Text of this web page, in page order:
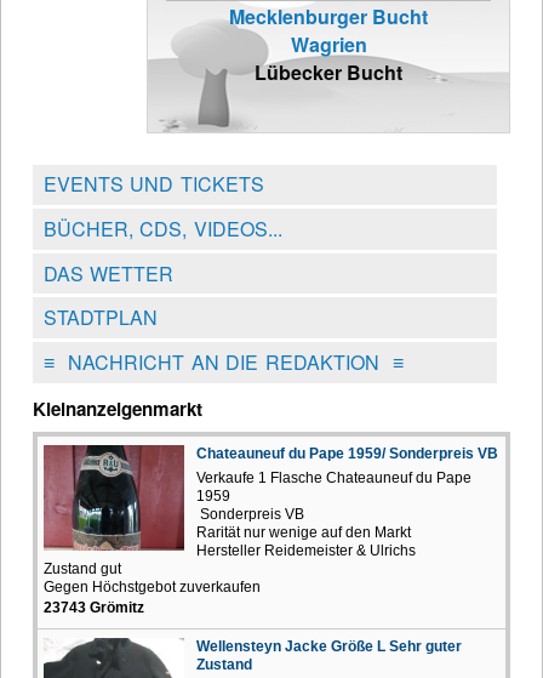
Mecklenburger Bucht
Wagrien
Lübecker Bucht
EVENTS UND TICKETS
BÜCHER, CDS, VIDEOS...
DAS WETTER
STADTPLAN
≡NACHRICHT AN DIE REDAKTION ≡
Kleinanzeigenmarkt
Chateauneuf du Pape 1959/ Sonderpreis VB
Verkaufe 1 Flasche Chateauneuf du Pape
1959
Sonderpreis VB
Rarität nur wenige auf den Markt
Hersteller Reidemeister & Ulrichs
Zustand gut
Gegen Höchstgebot zuverkaufen
23743 Grömitz
Wellensteyn Jacke Größe L Sehr guter
Zustand